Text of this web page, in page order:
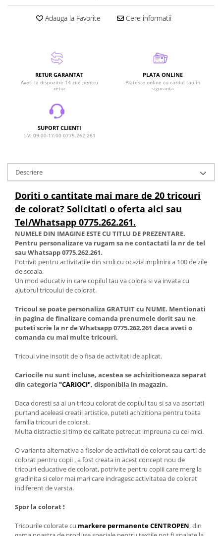
Adauga la Favorite Cere informatii
RETUR GARANTAT
Aveti la dispozitie 14 zile pentru
retur
PLATA ONLINE
Plateste online cu cardul tau in
siguranta
SUPORT CLIENTI
L-V: 09:00-17:00 0775.262.261
Descriere
Doriti o cantitate mai mare de 20 tricouri
de colorat? Solicitati o oferta aici sau
Tel/Whatsapp 0775.262.261.
NUMELE DIN IMAGINE ESTE CU TITLU DE PREZENTARE.
Pentru personalizare va rugam sa ne contactati la nr de tel
sau Whatsapp 0775.262.261.
Potrivit pentru activitatile din scoli cu ocazia implinirii a 100 de zile
de scoala.
Un mod educativ in care copilul tau va colora si va invata cu
ajutorul tricoului de colorat.
Tricoul se poate personaliza GRATUIT cu NUME. Mentionati
in pagina de finalizare comanda prenumele dorit sau ne
puteti scrie la nr de Whatsapp 0775.262.261 daca aveti o
comanda cu mai multe tricouri.
Tricoul vine insotit de o fisa de activitati de aplicat.
Cariocile nu sunt incluse, acestea se achizitioneaza separat
din categoria "CARIOCI", disponibila in magazin.
Daca doresti sa ai un tricou colorat de copilul tau si sa va asortati
purtand aceleasi creatii artistice, puteti achizitiona pentru toata
familia tricouri de colorat.
Multa distractie si timp de calitate petrecut impreuna cu cei mici.
O varianta alternativa a fiselor de activitati de colorat sau carti de
colorat pentru copii , a fost creata in acest concept nou de
tricouri educative de colorat, potrivite pentru copiii care merg la
gradinita si celor mai mari care indragesc activitatea de colorat
indiferent de varsta.
Spor la colorat !
Tricourile colorate cu markere permanente CENTROPEN, din